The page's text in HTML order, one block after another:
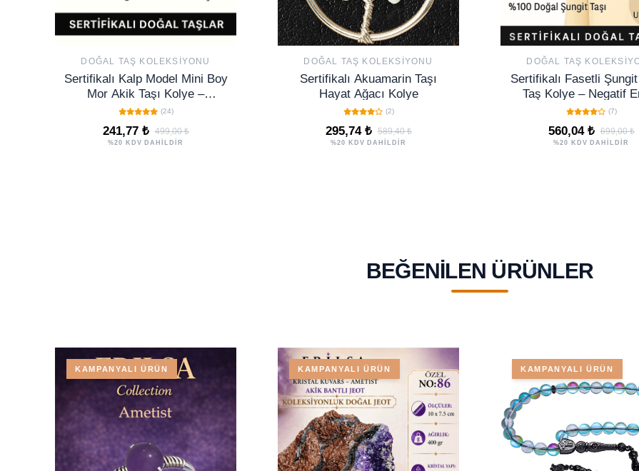
DOĞAL TAŞ KOLEKSIYONU
Sertifikalı Kalp Model Mini Boy
Mor Akik Taşı Kolye –
Koruma, Denge ve Ruhsal Şifa
Taşı
(24)
241,77 ₺ 499,00 ₺
%20 KDV DAHİLDİR
DOĞAL TAŞ KOLEKSIYONU
Sertifikalı Akuamarin Taşı
Hayat Ağacı Kolye
(2)
295,74 ₺ 589,40 ₺
%20 KDV DAHİLDİR
DOĞAL TAŞ
Sertifikalı Fasetli Şungit
Taş Kolye – Negatif
Koruma Denge ve
(7)
560,04 ₺ 699,00 ₺
%20 KDV DAHİLDİR
BEĞENILEN ÜRÜNLER
KAMPANYALI ÜRÜN KAMPANYALI ÜRÜN KAMPANYALI ÜRÜN